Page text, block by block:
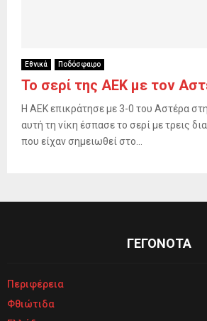
Εθνικά Ποδόσφαιρο
Το σερί της ΑΕΚ με τον
Η ΑΕΚ επικράτησε με 3-0 του Αστέρα
αυτή τη νίκη έσπασε το σερί με τρεις
που είχαν σημειωθεί στο...
ΓΕΓΟΝΟΤΑ
Περιφέρεια
Φθιώτιδα